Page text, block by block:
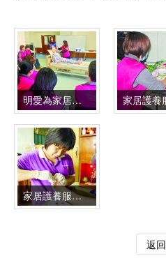
明愛為家居護養服務員工進行照護技巧培訓
家居護養服務員工協助病弱長者處理個人衛生
返回